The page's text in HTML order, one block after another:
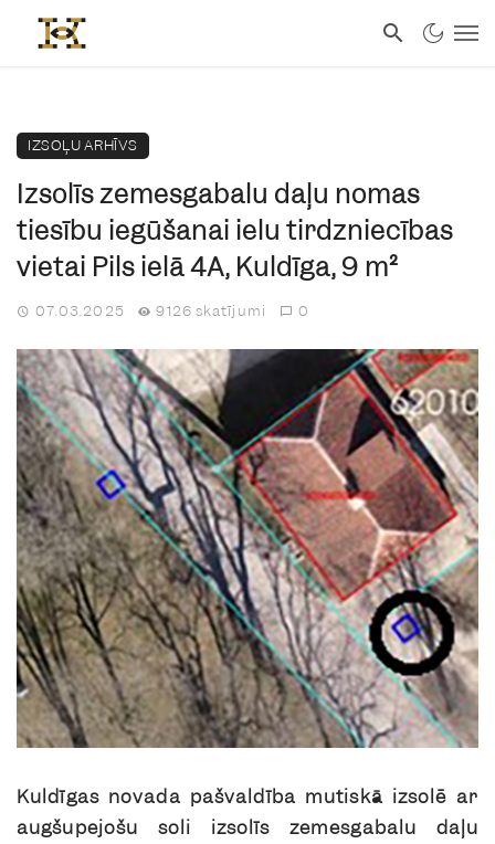
IZSOĻU ARHĪVS
Izsolīs zemesgabalu daļu nomas
tiesību iegūšanai ielu tirdzniecības
vietai Pils ielā 4A, Kuldīga, 9 m²
07.03.2025 9126 skatījumi 0
Kuldīgas novada pašvaldība mutiskā izsolē ar
augšupejošu soli izsolīs zemesgabalu daļu